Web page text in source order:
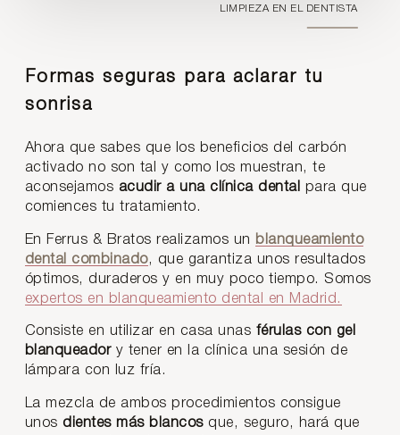
LIMPIEZA EN EL DENTISTA
Formas seguras para aclarar tu
sonrisa
Ahora que sabes que los beneficios del carbón
activado no son tal y como los muestran, te
aconsejamos acudir a una clínica dental para que
comiences tu tratamiento.
En Ferrus & Bratos realizamos un blanqueamiento
dental combinado, que garantiza unos resultados
óptimos, duraderos y en muy poco tiempo. Somos
expertos en blanqueamiento dental en Madrid.
Consiste en utilizar en casa unas férulas con gel
blanqueadory tener en la clínica una sesión de
lámpara con luz fría.
La mezcla de ambos procedimientos consigue
unos dientes más blancosque, seguro, hará que